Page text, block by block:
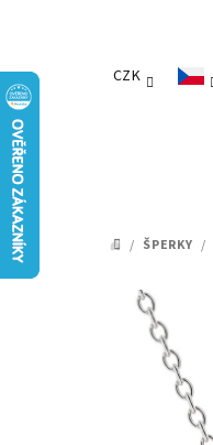
CZK
DOMŮ
/ ŠPERKY /